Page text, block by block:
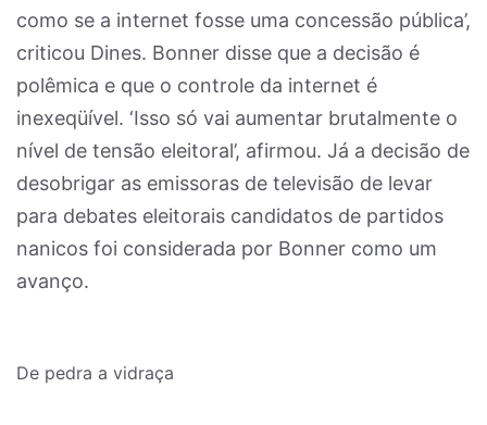
como se a internet fosse uma concessão pública’,
criticou Dines. Bonner disse que a decisão é
polêmica e que o controle da internet é
inexeqüível. ‘Isso só vai aumentar brutalmente o
nível de tensão eleitoral’, afirmou. Já a decisão de
desobrigar as emissoras de televisão de levar
para debates eleitorais candidatos de partidos
nanicos foi considerada por Bonner como um
avanço.
De pedra a vidraça